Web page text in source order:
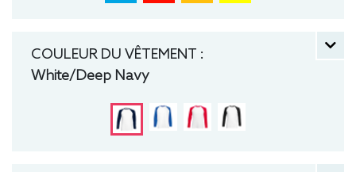
COULEUR DU VÊTEMENT :
White/Deep Navy